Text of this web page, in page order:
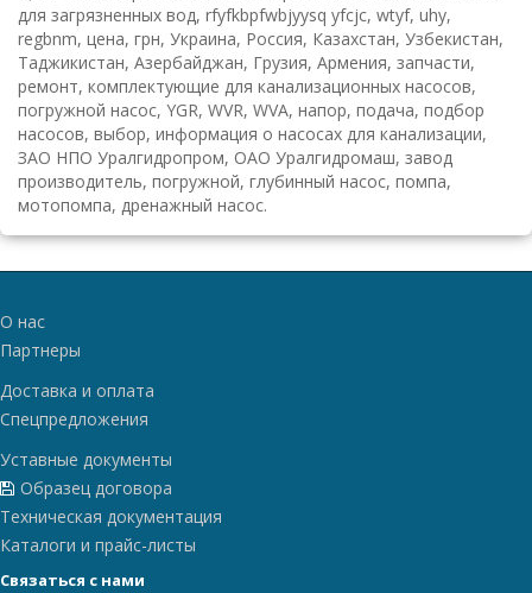
для загрязненных вод, rfyfkbpfwbjyysq yfcjc, wtyf, uhy,
regbnm, цена, грн, Украина, Россия, Казахстан, Узбекистан,
Таджикистан, Азербайджан, Грузия, Армения, запчасти,
ремонт, комплектующие для канализационных насосов,
погружной насос, YGR, WVR, WVA, напор, подача, подбор
насосов, выбор, информация о насосах для канализации,
ЗАО НПО Уралгидропром, ОАО Уралгидромаш, завод
производитель, погружной, глубинный насос, помпа,
мотопомпа, дренажный насос.
О нас
Партнеры
Доставка и оплата
Спецпредложения
Уставные документы
Образец договора
Техническая документация
Каталоги и прайс-листы
Связаться с нами